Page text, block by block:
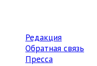
Редакция
Обратная связь
Пресса